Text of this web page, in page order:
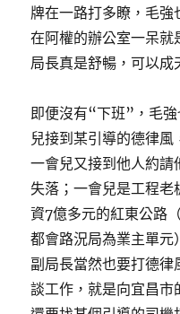
牌在一路打多瞭，毛
在阿權的辦公室一呆就
局長真是舒暢，可以成
即便沒有“下班”，毛
兒接到某引導的德律風
一會兒又接到他人約請
失落；一會兒是工程老
資7億多元的紅東公路
都會路況局為業主單
副局長當然也要打德
談工作，就是向宜昌